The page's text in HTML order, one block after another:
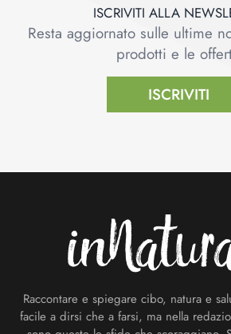
ISCRIVITI ALLA
Resta aggiornato sulle ultime
prodotti e le
ISCRIVITI
Raccontare e spiegare cibo, natura e
facile a dirsi che a farsi, ma nella